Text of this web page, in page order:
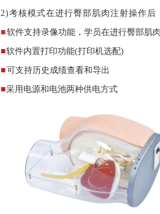
2)考核模式在进行臀部肌肉注射操作后
■软件支持录像功能，学员在进行臀部肌
■软件内置打印功能(打印机选配)
■可支持历史成绩查看和导出
■采用电源和电池两种供电方式